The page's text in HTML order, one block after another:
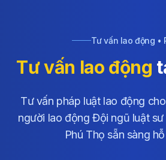
Tư vấn lao động •
Tư vấn lao động
Tư vấn pháp luật lao động
người lao động Đội ngũ luật
Phú Thọ sẵn sàng